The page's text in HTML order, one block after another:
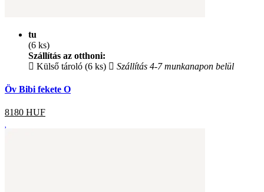
tu
(6 ks)
Szállítás az otthoni:
Külső tároló (6 ks)
Szállítás 4-7 munkanapon belül
Öv Bibi fekete O
8180 HUF